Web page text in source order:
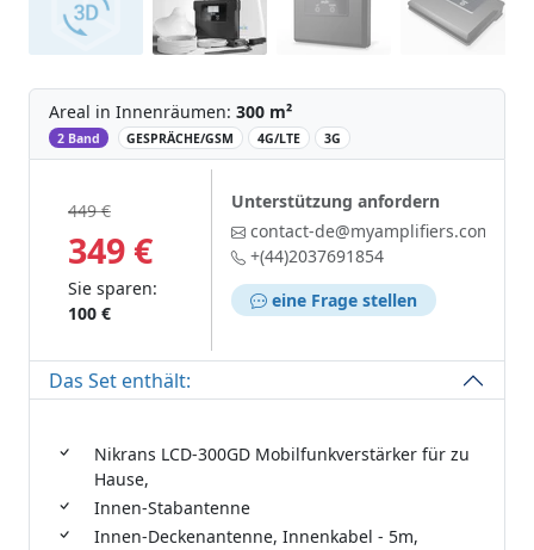
Areal in Innenräumen: 300 m²
2 Band ‌ GESPRÄCHE/GSM 4G/LTE 3G
449 €
349 €
Sie sparen:
100 €
Unterstützung anfordern
contact-de@myamplifiers.com
+(44)2037691854
eine Frage stellen
Das Set enthält:
Nikrans LCD-300GD Mobilfunkverstärker für zu
Hause,
Innen-Stabantenne
Innen-Deckenantenne, Innenkabel - 5m,